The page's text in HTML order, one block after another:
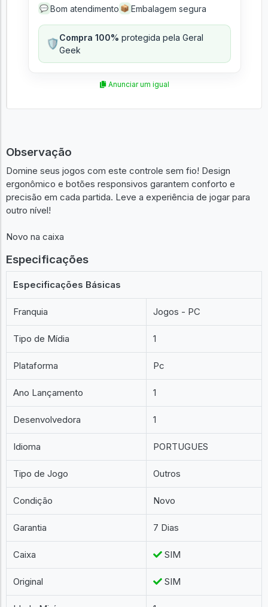
💬 Bom atendimento 📦 Embalagem segura
🛡️Compra 100% protegida pela Geral
Geek
Anunciar um igual
Observação
Domine seus jogos com este controle sem fio! Design
ergonômico e botões responsivos garantem conforto e
precisão em cada partida. Leve a experiência de jogar para
outro nível!
Novo na caixa
Especificações
Especificações Básicas
Franquia Jogos - PC
Tipo de Mídia 1
Plataforma Pc
Ano Lançamento 1
Desenvolvedora 1
Idioma PORTUGUES
Tipo de Jogo Outros
Condição Novo
Garantia 7 Dias
Caixa SIM
Original SIM